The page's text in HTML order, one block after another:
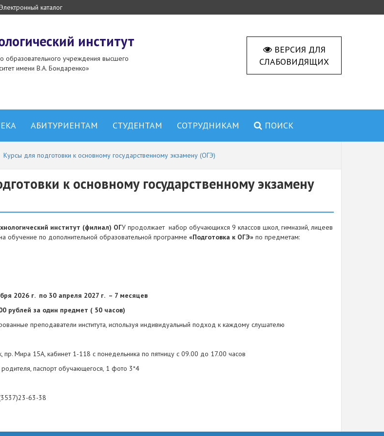
Электронный каталог
институт
образовательного учреждения высшего
имени В.А. Бондаренко»
ВЕРСИЯ ДЛЯ
СЛАБОВИДЯЩИХ
АБИТУРИЕНТАМ СТУДЕНТАМ СОТРУДНИКАМ ПОИСК
Курсы для подготовки к основному государственному экзамену (ОГЭ)
к основному государственному экзамену
институт (филиал) ОГУ продолжает набор обучающихся 9 классов школ, гимназий, лицеев
обучение по дополнительной образовательной программе «Подготовка к ОГЭ» по предметам:
2026 г. по 30 апреля 2027 г. – 7 месяцев
рублей за один предмет ( 50 часов)
преподаватели института, используя индивидуальный подход к каждому слушателю
пр. Мира 15А, кабинет 1-118 с понедельника по пятницу с 09.00 до 17.00 часов
родителя, паспорт обучающегося, 1 фото 3*4
63-38